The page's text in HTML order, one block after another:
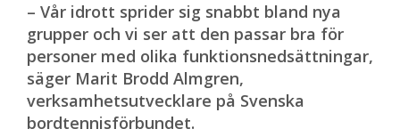
– Vår idrott sprider sig snabbt bland nya
grupper och vi ser att den passar bra för
personer med olika funktionsnedsättningar,
säger Marit Brodd Almgren,
verksamhetsutvecklare på Svenska
bordtennisförbundet.